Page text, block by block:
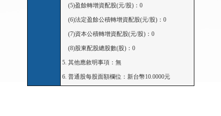
(5)盈餘轉增資配股(元/股)：0
(6)法定盈餘公積轉增資配股(元/股)：0
(7)資本公積轉增資配股(元/股)：0
(8)股東配股總股數(股)：0
5. 其他應敘明事項：無
6. 普通股每股面額欄位：新台幣10.0000元